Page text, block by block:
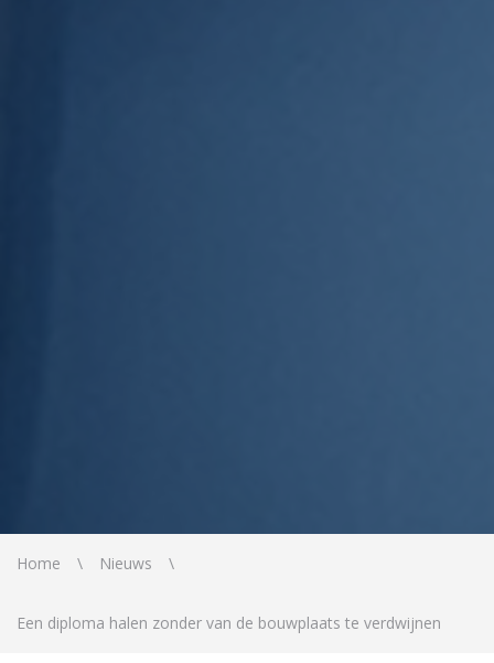
Home Nieuws
Een diploma halen zonder van de bouwplaats te verdwijnen